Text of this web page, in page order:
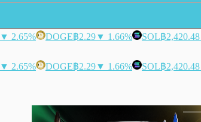
▼ 2.65% DOGE฿2.29▼ 1.66% SOL฿2,420.48
▼ 2.65% DOGE฿2.29▼ 1.66% SOL฿2,420.48